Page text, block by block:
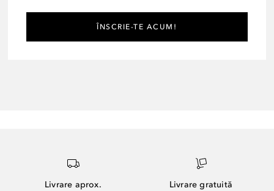
ÎNSCRIE-TE ACUM!
Livrare aprox.
Livrare gratuită